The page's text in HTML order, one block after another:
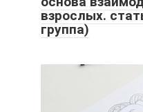
взрослых.
группа)